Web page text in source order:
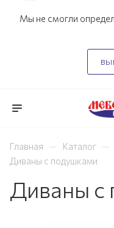
Мы не смогли
Главная — Каталог —
Диваны с подушками
Диваны с